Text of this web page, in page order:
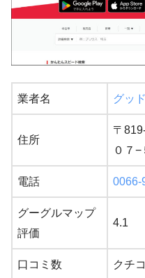
業者名 グッ
住所
〒
０７−
電話 0066-
グーグルマップ
評価
4.1
口コミ数 クチ